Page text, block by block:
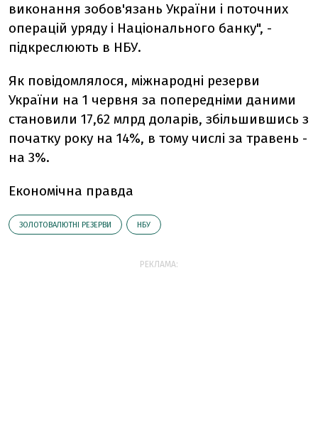
виконання зобов'язань України і поточних
операцій уряду і Національного банку", -
підкреслюють в НБУ.
Як повідомлялося, міжнародні резерви
України на 1 червня за попередніми даними
становили 17,62 млрд доларів, збільшившись з
початку року на 14%, в тому числі за травень -
на 3%.
Економічна правда
ЗОЛОТОВАЛЮТНІ РЕЗЕРВИ НБУ
РЕКЛАМА: